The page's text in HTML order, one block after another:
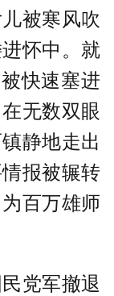
被寒风吹
怀中。就
快速塞进
无数双眼
静地走出
报被辗转
百万雄师
党军撤退